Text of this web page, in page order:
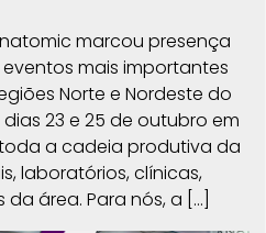
marcou presença
mais importantes
Norte e Nordeste do
dias 23 e 25 de outubro em
a cadeia produtiva da
laboratórios, clínicas,
área. Para nós, a […]